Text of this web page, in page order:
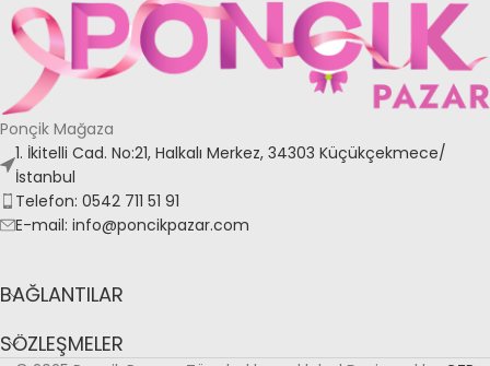
Ponçik Mağaza
1. İkitelli Cad. No:21, Halkalı Merkez, 34303 Küçükçekmece/
İstanbul
Telefon: 0542 711 51 91
E-mail: info@poncikpazar.com
BAĞLANTILAR
SÖZLEŞMELER